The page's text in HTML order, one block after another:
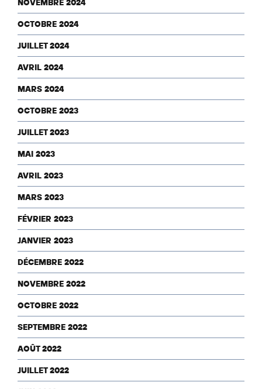
NOVEMBRE 2024
OCTOBRE 2024
JUILLET 2024
AVRIL 2024
MARS 2024
OCTOBRE 2023
JUILLET 2023
MAI 2023
AVRIL 2023
MARS 2023
FÉVRIER 2023
JANVIER 2023
DÉCEMBRE 2022
NOVEMBRE 2022
OCTOBRE 2022
SEPTEMBRE 2022
AOÛT 2022
JUILLET 2022